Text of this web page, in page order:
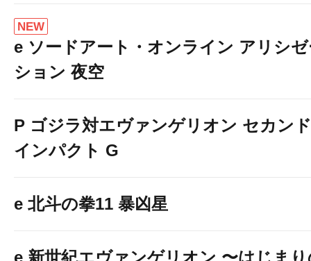
NEW
e ソードアート・オンライン アリシ
ション 夜空
P ゴジラ対エヴァンゲリオン セカンド
インパクト G
e 北斗の拳11 暴凶星
e 新世紀エヴァンゲリオン 〜はじま